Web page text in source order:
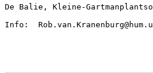
De Balie, Kleine-
Info: